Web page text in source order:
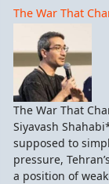
The War That
The War That
Siyavash
supposed to
pressure,
a position of